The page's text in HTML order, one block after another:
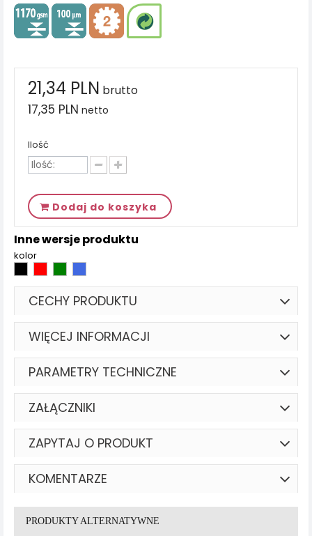
21,34 PLN brutto
17,35 PLN netto
Ilość
Dodaj do koszyka
Inne wersje produktu
kolor
CECHY PRODUKTU
WIĘCEJ INFORMACJI
PARAMETRY TECHNICZNE
ZAŁĄCZNIKI
ZAPYTAJ O PRODUKT
KOMENTARZE
PRODUKTY ALTERNATYWNE